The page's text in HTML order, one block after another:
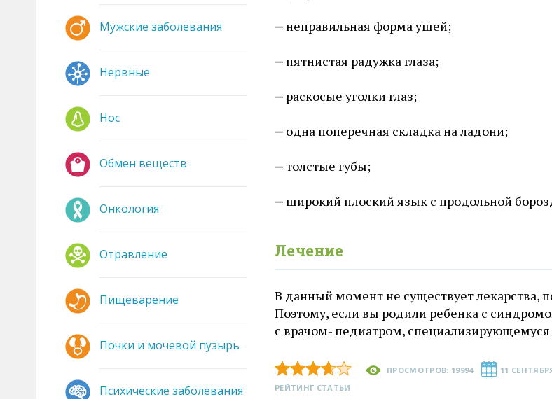
неправильная форма ушей;
пятнистая радужка глаза;
раскосые уголки глаз;
одна поперечная складка на ладони;
толстые губы;
широкий плоский язык с продольной
Лечение
В данный момент не существует лекарства,
Поэтому, если вы родили ребенка с
с врачом- педиатром,
РЕЙТИНГ СТАТЬИ
ПРОСМОТРОВ: 19994 11
Мужские заболевания
Нервные
Нос
Обмен веществ
Онкология
Отравление
Пищеварение
Почки и мочевой пузырь
Психические заболевания